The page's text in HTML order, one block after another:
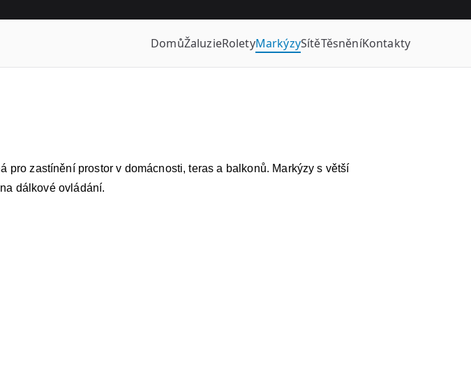
DomůŽaluzieRoletyMarkýzySítěTěsněníKontakty
pro zastínění prostor v domácnosti, teras a balkonů. Markýzy s větší
dálkové ovládání.